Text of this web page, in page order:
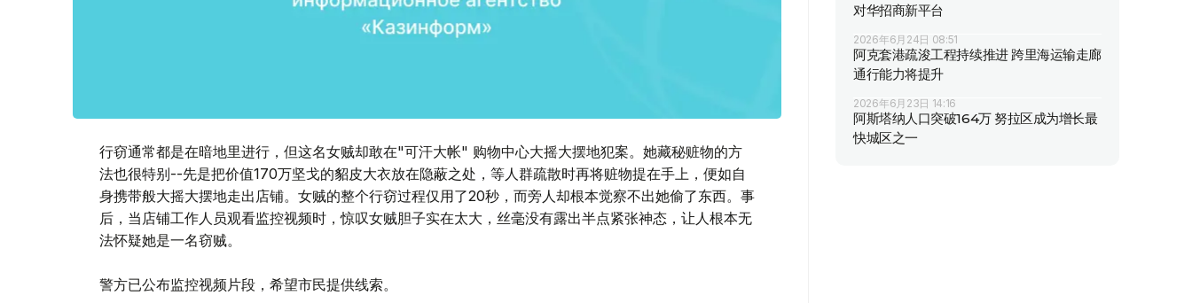
行窃通常都是在暗地里进行，但这名女贼却敢在"可汗大帐" 购物中心大摇大摆地犯案。她藏秘赃物的方
法也很特别--先是把价值170万坚戈的貂皮大衣放在隐蔽之处，等人群疏散时再将赃物提在手上，便如自
身携带般大摇大摆地走出店铺。女贼的整个行窃过程仅用了20秒，而旁人却根本觉察不出她偷了东西。事
后，当店铺工作人员观看监控视频时，惊叹女贼胆子实在太大，丝毫没有露出半点紧张神态，让人根本无
法怀疑她是一名窃贼。
警方已公布监控视频片段，希望市民提供线索。
对华招商新平台
2026年6月24日 08:51
阿克套港疏浚工程持续推进 跨里海运输走廊
通行能力将提升
2026年6月23日 14:16
阿斯塔纳人口突破164万 努拉区成为增长最
快城区之一